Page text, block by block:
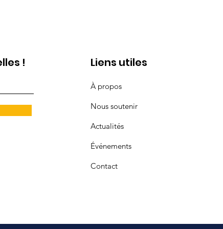
! Liens utiles
À propos
Nous soutenir
Actualités
Événements
Contact